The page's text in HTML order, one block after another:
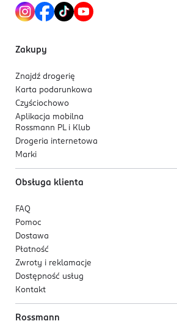
Zakupy
Znajdź drogerię
Karta podarunkowa
Czyściochowo
Aplikacja mobilna
Rossmann PL i Klub
Drogeria internetowa
Marki
Obsługa klienta
FAQ
Pomoc
Dostawa
Płatność
Zwroty i reklamacje
Dostępność usług
Kontakt
Rossmann